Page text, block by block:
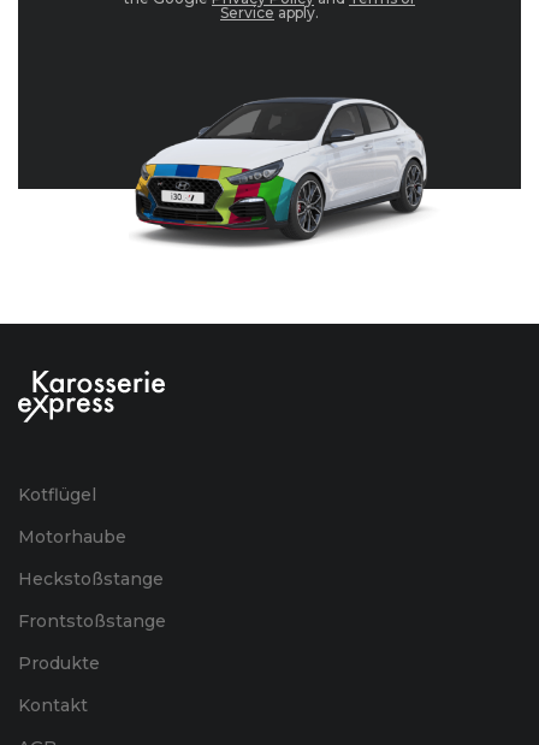
Service apply.
Kotflügel
Motorhaube
Heckstoßstange
Frontstoßstange
Produkte
Kontakt